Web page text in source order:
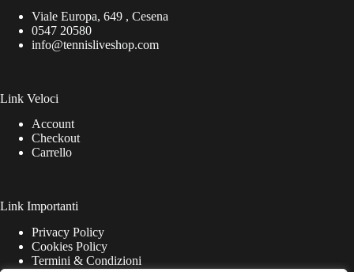
Viale Europa, 649 , Cesena
0547 20580
info@tennisliveshop.com
Link Veloci
Account
Checkout
Carrello
Link Importanti
Privacy Policy
Cookies Policy
Termini & Condizioni